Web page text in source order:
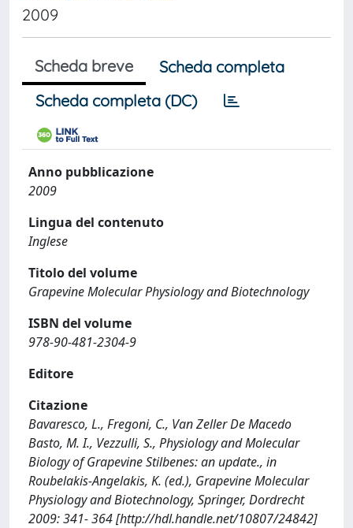
2009
Scheda breve
Scheda completa
Scheda completa (DC)
Anno pubblicazione
2009
Lingua del contenuto
Inglese
Titolo del volume
Grapevine Molecular Physiology and Biotechnology
ISBN del volume
978-90-481-2304-9
Editore
Citazione
Bavaresco, L., Fregoni, C., Van Zeller De Macedo
Basto, M. I., Vezzulli, S., Physiology and Molecular
Biology of Grapevine Stilbenes: an update., in
Roubelakis-Angelakis, K. (ed.), Grapevine Molecular
Physiology and Biotechnology, Springer, Dordrecht
2009: 341- 364 [http://hdl.handle.net/10807/24842]